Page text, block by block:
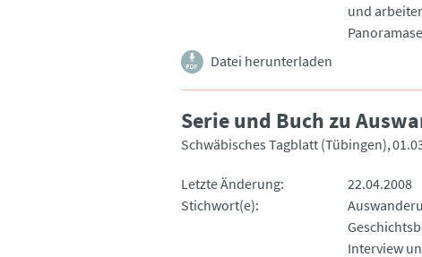
und
Datei herunterladen
Serie und Buch zu
Schwäbisches Tagblatt (Tübingen)
Letzte Änderung
22.04.2008
Stichwort(e)
Interview